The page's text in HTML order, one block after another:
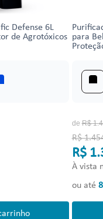
Defense 6L
de Agrotóxicos para
deR$ 1.
R$
R$
À vista
ou até 8